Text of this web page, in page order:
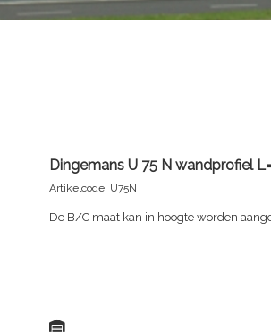
Dingemans U 75 N wandprofiel
Artikelcode: U75N
De B/C maat kan in hoogte worden